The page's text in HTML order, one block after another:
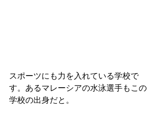
スポーツにも力を入れている学校で
す。 あるマレーシアの水泳選手もこの
学校の出身だと。